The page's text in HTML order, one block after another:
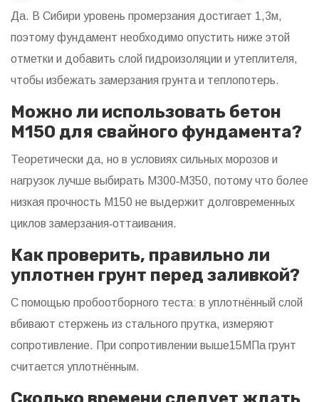
Да. В Сибири уровень промерзания достигает 1,3м,
поэтому фундамент необходимо опустить ниже этой
отметки и добавить слой гидроизоляции и утеплителя,
чтобы избежать замерзания грунта и теплопотерь.
Можно ли использовать бетон
М150 для свайного фундамента?
Теоретически да, но в условиях сильных морозов и
нагрузок лучше выбирать М300‑М350, потому что более
низкая прочность М150 не выдержит долговременных
циклов замерзания‑оттаивания.
Как проверить, правильно ли
уплотнен грунт перед заливкой?
С помощью пробоотборного теста: в уплотнённый слой
вбивают стержень из стального прутка, измеряют
сопротивление. При сопротивлении выше15МПа грунт
считается уплотнённым.